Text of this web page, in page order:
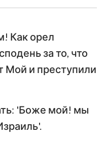
Притчи
Как орел
за то, что
Мой и преступили
'Боже мой! мы